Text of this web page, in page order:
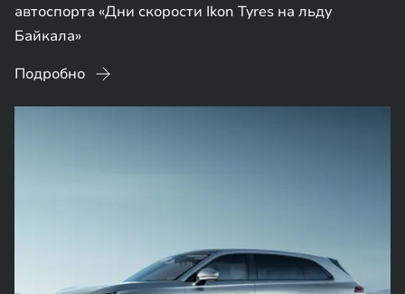
автоспорта «Дни скорости Ikon Tyres на льду
Байкала»
Подробно